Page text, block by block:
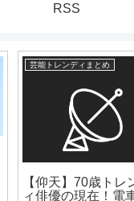
RSS
爆速ニュースちゃんねる
【歌手】酒井法
を告白